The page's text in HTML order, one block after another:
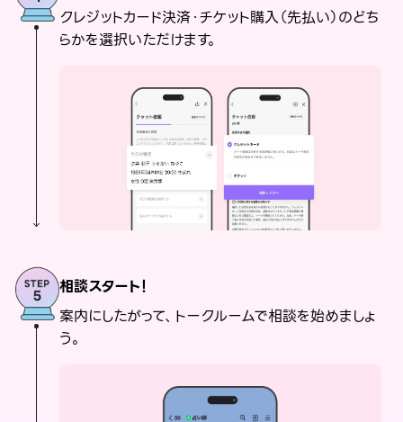
クレジットカード決済・チケット購入（先払い）のどち
らかを選択いただけます。
相談スタート！
案内にしたがって、トークルームで相談を始めましょ
う。